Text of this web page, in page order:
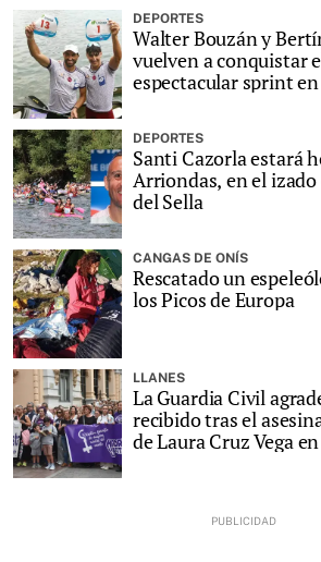
DEPORTES
Walter Bouzán y
vuelven a conquistar
espectacular sprint
DEPORTES
Santi Cazorla estará
Arriondas, en el izado
del Sella
CANGAS DE ONÍS
Rescatado un
los Picos de Europa
LLANES
La Guardia Civil
recibido tras el
de Laura Cruz Vega